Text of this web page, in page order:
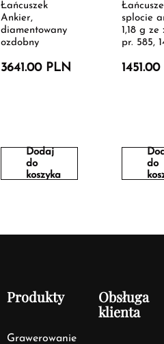
Łańcuszek
Ankier,
diamentowany
ozdobny
3641.00 PLN
Dodaj
do
koszyka
splocie
1,18 g ze
pr. 585,
do
Produkty
Grawerowanie
Obsługa
klienta